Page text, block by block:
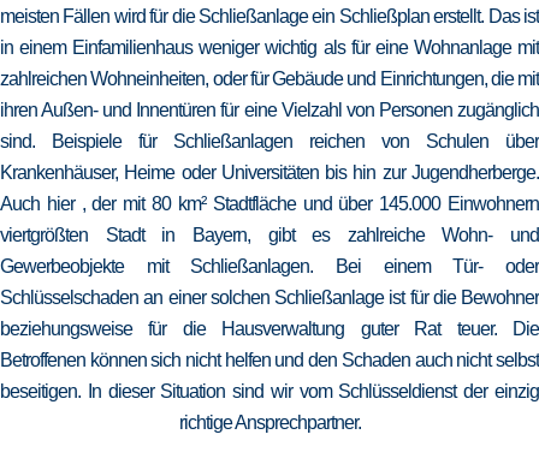
meisten Fällen wird für die Schließanlage ein Schließplan erstellt. Das ist
in einem Einfamilienhaus weniger wichtig als für eine Wohnanlage mit
zahlreichen Wohneinheiten, oder für Gebäude und Einrichtungen, die mit
ihren Außen- und Innentüren für eine Vielzahl von Personen zugänglich
sind. Beispiele für Schließanlagen reichen von Schulen über
Krankenhäuser, Heime oder Universitäten bis hin zur Jugendherberge.
Auch hier , der mit 80 km² Stadtfläche und über 145.000 Einwohnern
viertgrößten Stadt in Bayern, gibt es zahlreiche Wohn- und
Gewerbeobjekte mit Schließanlagen. Bei einem Tür- oder
Schlüsselschaden an einer solchen Schließanlage ist für die Bewohner
beziehungsweise für die Hausverwaltung guter Rat teuer. Die
Betroffenen können sich nicht helfen und den Schaden auch nicht selbst
beseitigen. In dieser Situation sind wir vom Schlüsseldienst der einzig
richtige Ansprechpartner.